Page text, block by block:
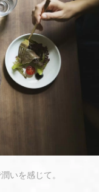
いを感じて。